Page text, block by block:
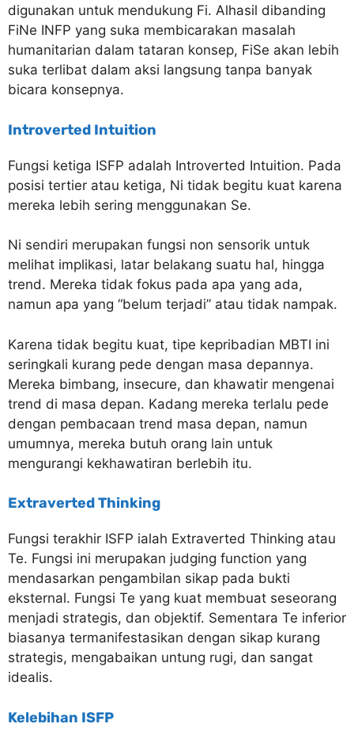
digunakan untuk mendukung Fi. Alhasil dibanding
FiNe INFP yang suka membicarakan masalah
humanitarian dalam tataran konsep, FiSe akan lebih
suka terlibat dalam aksi langsung tanpa banyak
bicara konsepnya.
Introverted Intuition
Fungsi ketiga ISFP adalah Introverted Intuition. Pada
posisi tertier atau ketiga, Ni tidak begitu kuat karena
mereka lebih sering menggunakan Se.
Ni sendiri merupakan fungsi non sensorik untuk
melihat implikasi, latar belakang suatu hal, hingga
trend. Mereka tidak fokus pada apa yang ada,
namun apa yang “belum terjadi” atau tidak nampak.
Karena tidak begitu kuat, tipe kepribadian MBTI ini
seringkali kurang pede dengan masa depannya.
Mereka bimbang, insecure, dan khawatir mengenai
trend di masa depan. Kadang mereka terlalu pede
dengan pembacaan trend masa depan, namun
umumnya, mereka butuh orang lain untuk
mengurangi kekhawatiran berlebih itu.
Extraverted Thinking
Fungsi terakhir ISFP ialah Extraverted Thinking atau
Te. Fungsi ini merupakan judging function yang
mendasarkan pengambilan sikap pada bukti
eksternal. Fungsi Te yang kuat membuat seseorang
menjadi strategis, dan objektif. Sementara Te inferior
biasanya termanifestasikan dengan sikap kurang
strategis, mengabaikan untung rugi, dan sangat
idealis.
Kelebihan ISFP